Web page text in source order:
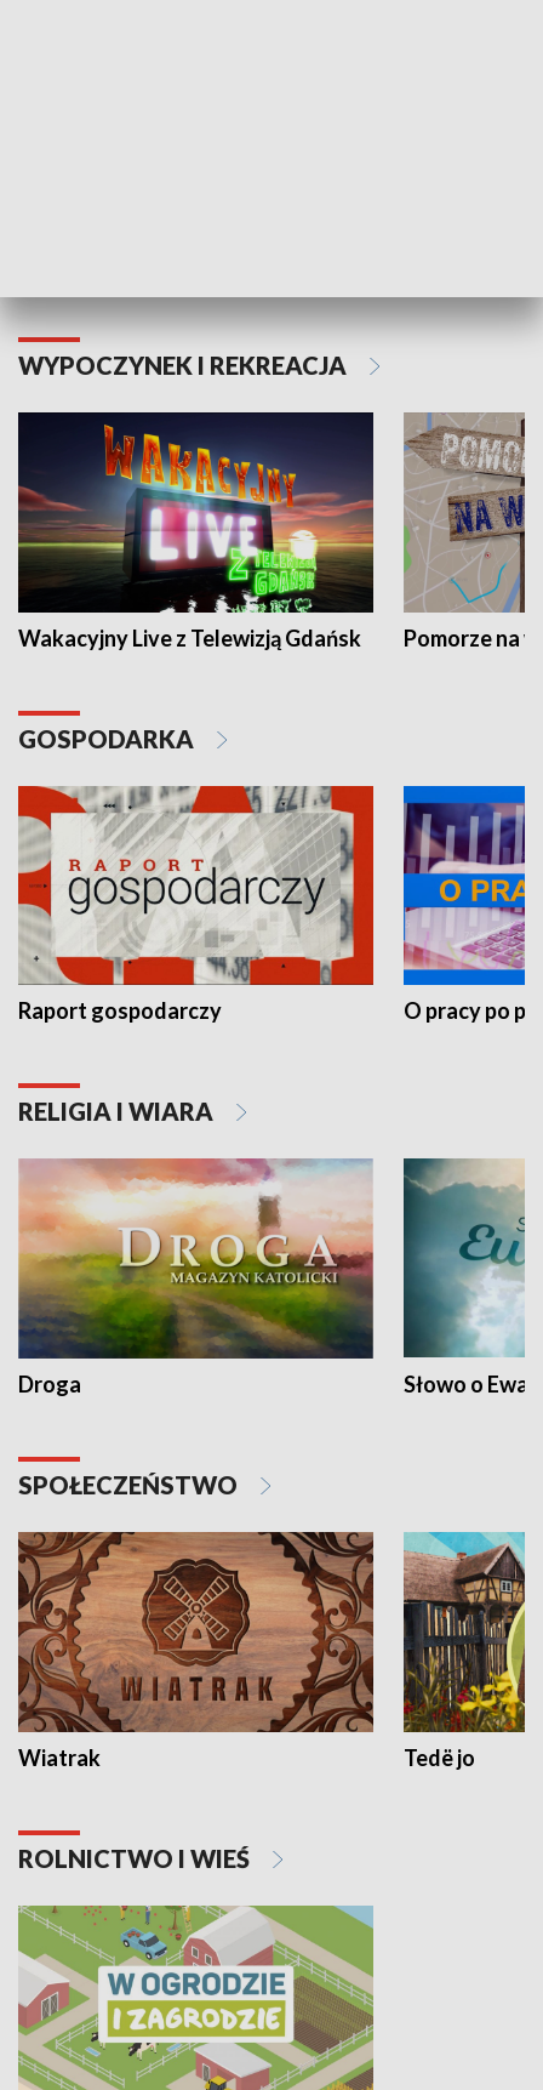
WYPOCZYNEK I REKREACJA
Wakacyjny Live z Telewizją Gdańsk Pomorze na
GOSPODARKA
Raport gospodarczy O pracy po
RELIGIA I WIARA
Droga Słowo o
SPOŁECZEŃSTWO
Wiatrak Tedë jo
ROLNICTWO I WIEŚ